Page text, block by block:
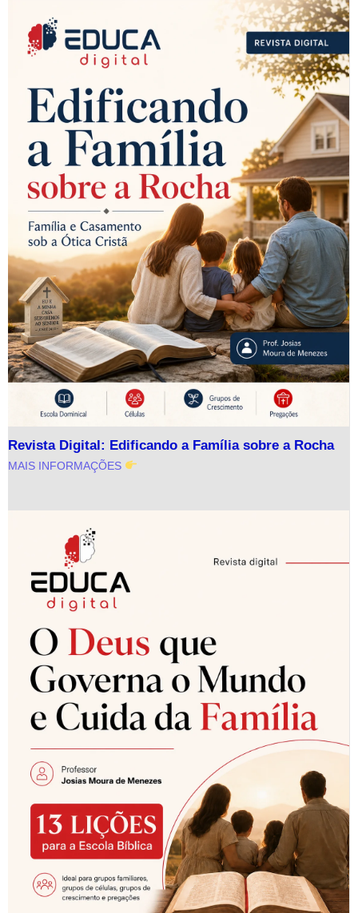
Revista Digital: Edificando a Família sobre a Rocha
MAIS INFORMAÇÕES